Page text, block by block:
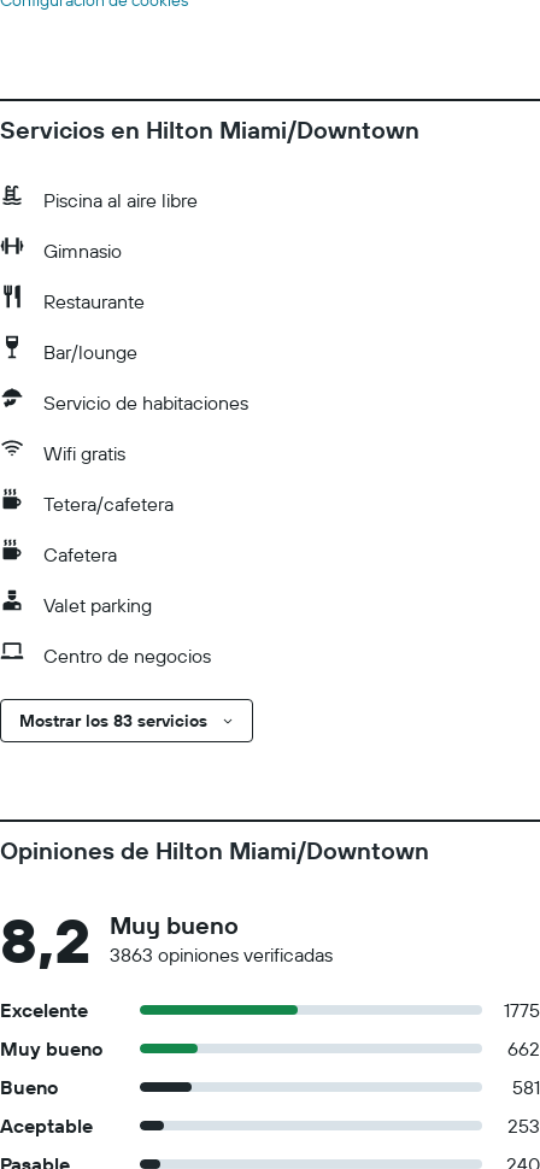
Servicios en Hilton Miami/Downtown
Piscina al aire libre
Gimnasio
Restaurante
Bar/lounge
Servicio de habitaciones
Wifi gratis
Tetera/cafetera
Cafetera
Valet parking
Centro de negocios
Mostrar los 83 servicios
Opiniones de Hilton Miami/Downtown
8,2 Muy bueno
3863 opiniones verificadas
Excelente
1775
Muy bueno
662
Bueno
581
Aceptable
253
Pasable
240